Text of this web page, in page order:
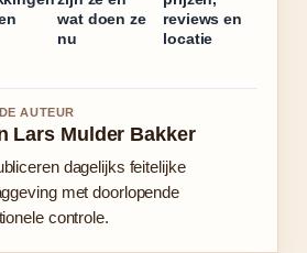
wat doen ze
nu
reviews en
locatie
AUTEUR
Lars Mulder Bakker
dagelijks feitelijke
met doorlopende
controle.